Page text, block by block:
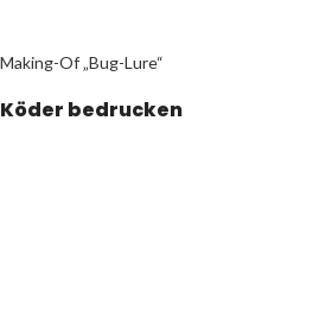
Making-Of „Bug-Lure“
Köder bedrucken